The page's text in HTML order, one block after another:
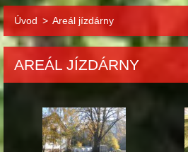
Úvod > Areál jízdárny
AREÁL JÍZDÁRNY